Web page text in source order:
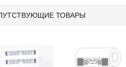
ТОВАРЫ